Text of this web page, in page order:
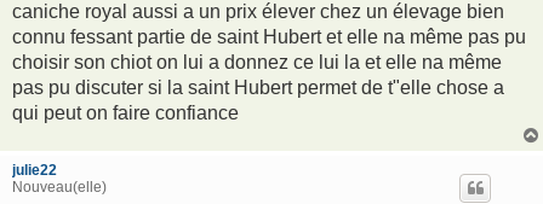
caniche royal aussi a un prix élever chez un élevage bien
connu fessant partie de saint Hubert et elle na même pas pu
choisir son chiot on lui a donnez ce lui la et elle na même
pas pu discuter si la saint Hubert permet de t"elle chose a
qui peut on faire confiance
julie22
Nouveau(elle)